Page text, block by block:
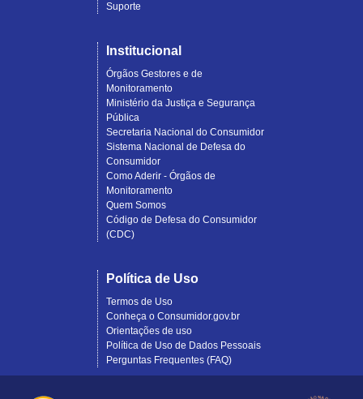
Suporte
Institucional
Órgãos Gestores e de
Monitoramento
Ministério da Justiça e Segurança
Pública
Secretaria Nacional do Consumidor
Sistema Nacional de Defesa do
Consumidor
Como Aderir - Órgãos de
Monitoramento
Quem Somos
Código de Defesa do Consumidor
(CDC)
Política de Uso
Termos de Uso
Conheça o Consumidor.gov.br
Orientações de uso
Política de Uso de Dados Pessoais
Perguntas Frequentes (FAQ)